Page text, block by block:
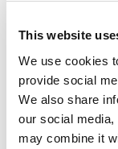
This website
We use cookies
provide social
We also share
our social
may combine it